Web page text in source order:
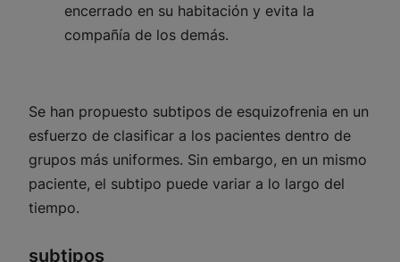
encerrado en su habitación y evita la
compañía de los demás.
Se han propuesto subtipos de esquizofrenia en un
esfuerzo de clasificar a los pacientes dentro de
grupos más uniformes. Sin embargo, en un mismo
paciente, el subtipo puede variar a lo largo del
tiempo.
subtipos